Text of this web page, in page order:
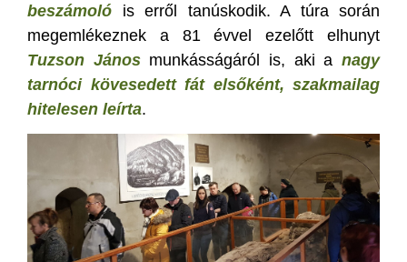
beszámoló is erről tanúskodik. A túra során
megemlékeznek a 81 évvel ezelőtt elhunyt
Tuzson Jánosmunkásságáról is, aki anagy
tarnóci kövesedett fát elsőként, szakmailag
hitelesen leírta.